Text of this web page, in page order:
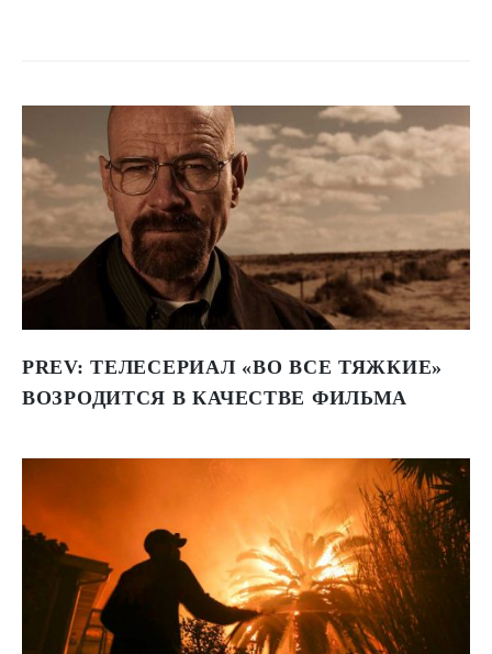
PREV: ТЕЛЕСЕРИАЛ «ВО ВСЕ ТЯЖКИЕ»
ВОЗРОДИТСЯ В КАЧЕСТВЕ ФИЛЬМА